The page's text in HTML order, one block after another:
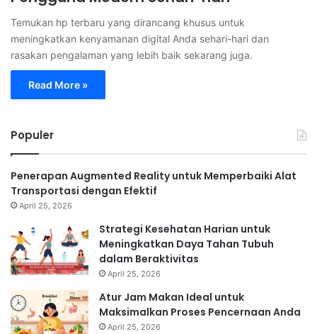
Temukan hp terbaru yang dirancang khusus untuk
meningkatkan kenyamanan digital Anda sehari-hari dan
rasakan pengalaman yang lebih baik sekarang juga.
Read More »
Populer
Penerapan Augmented Reality untuk Memperbaiki Alat
Transportasi dengan Efektif
April 25, 2026
Strategi Kesehatan Harian untuk
Meningkatkan Daya Tahan Tubuh
dalam Beraktivitas
April 25, 2026
Atur Jam Makan Ideal untuk
Maksimalkan Proses Pencernaan Anda
April 25, 2026